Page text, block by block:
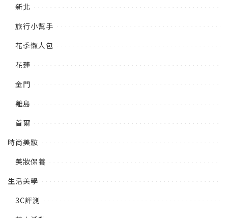
新北
旅行小幫手
花季懶人包
花蓮
金門
離島
首爾
時尚美妝
美妝保養
生活美學
3C評測